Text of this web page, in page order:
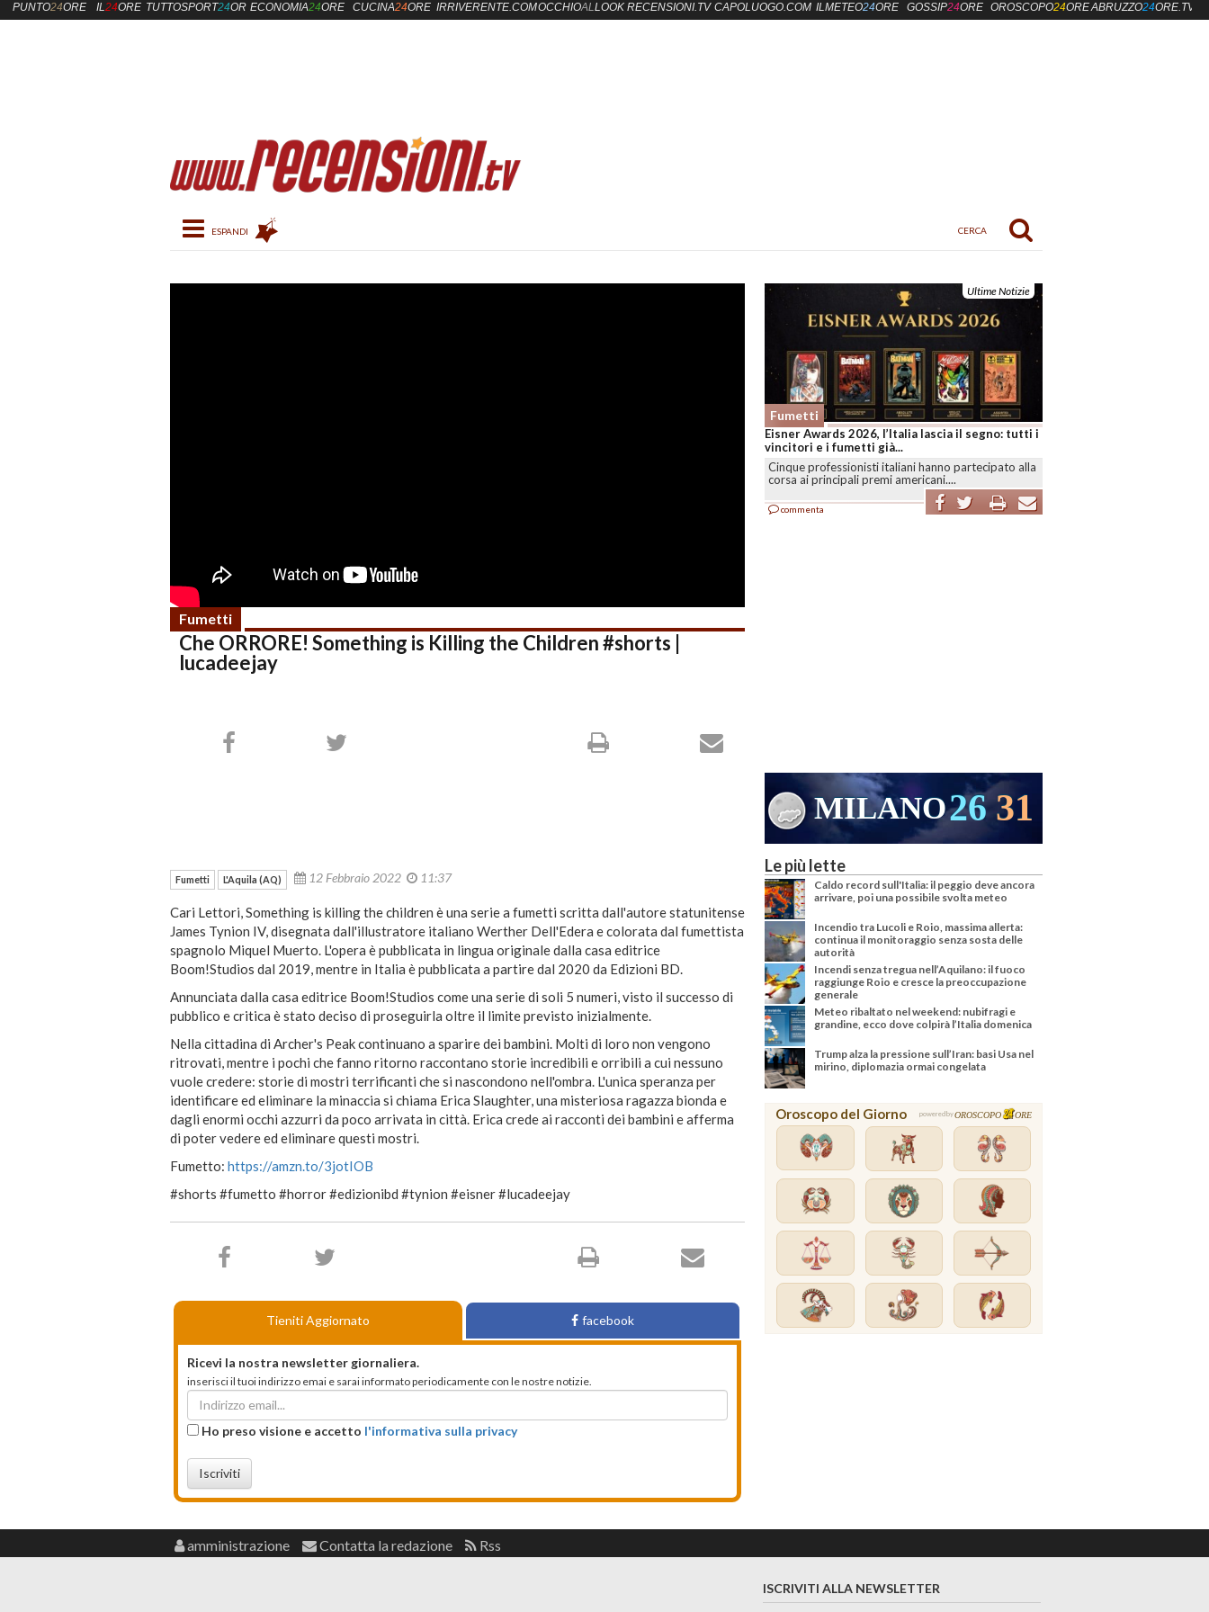
Toggle navigation
Fumetti
Che ORRORE! Something is Killing the Children #shorts |
lucadeejay
Ultime Notizie
Fumetti
Eisner Awards 2026, l’Italia lascia il segno: tutti i
vincitori e i fumetti già...
Cinque professionisti italiani hanno partecipato alla
corsa ai principali premi americani....
commenta
MILANO26 31
Fumetti L'Aquila (AQ) 12 Febbraio 2022 11:37
Cari Lettori, Something is killing the children è una serie a fumetti scritta dall'autore statunitense
James Tynion IV, disegnata dall'illustratore italiano Werther Dell'Edera e colorata dal fumettista
spagnolo Miquel Muerto. L'opera è pubblicata in lingua originale dalla casa editrice
Boom!Studios dal 2019, mentre in Italia è pubblicata a partire dal 2020 da Edizioni BD.
Annunciata dalla casa editrice Boom!Studios come una serie di soli 5 numeri, visto il successo di
pubblico e critica è stato deciso di proseguirla oltre il limite previsto inizialmente.
Nella cittadina di Archer's Peak continuano a sparire dei bambini. Molti di loro non vengono
ritrovati, mentre i pochi che fanno ritorno raccontano storie incredibili e orribili a cui nessuno
vuole credere: storie di mostri terrificanti che si nascondono nell'ombra. L'unica speranza per
identificare ed eliminare la minaccia si chiama Erica Slaughter, una misteriosa ragazza bionda e
dagli enormi occhi azzurri da poco arrivata in città. Erica crede ai racconti dei bambini e afferma
di poter vedere ed eliminare questi mostri.
Fumetto: https://amzn.to/3jotIOB
#shorts #fumetto #horror #edizionibd #tynion #eisner #lucadeejay
Tieniti Aggiornato facebook
Ricevi la nostra newsletter giornaliera.
inserisci il tuoi indirizzo emai e sarai informato periodicamente con le nostre notizie.
Ho preso visione e accetto l'informativa sulla privacy
Iscriviti
Le più lette
Caldo record sull'Italia: il peggio deve ancora
arrivare, poi una possibile svolta meteo
Incendio tra Lucoli e Roio, massima allerta:
continua il monitoraggio senza sosta delle
autorità
Incendi senza tregua nell’Aquilano: il fuoco
raggiunge Roio e cresce la preoccupazione
generale
Meteo ribaltato nel weekend: nubifragi e
grandine, ecco dove colpirà l’Italia domenica
Trump alza la pressione sull’Iran: basi Usa nel
mirino, diplomazia ormai congelata
Oroscopo del Giorno powered byOROSCOPO ORE
PUNTO24ORE IL24ORE TUTTOSPORT24OREECONOMIA24ORE CUCINA24ORE IRRIVERENTE.COMOCCHIOALLOOK RECENSIONI.TV CAPOLUOGO.COM ILMETEO24ORE GOSSIP24ORE OROSCOPO24OREABRUZZO24ORE.TV
amministrazione Contatta la redazione Rss
ISCRIVITI ALLA NEWSLETTER